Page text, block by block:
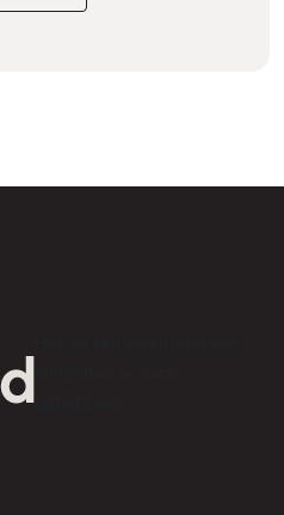
liefhebbers.